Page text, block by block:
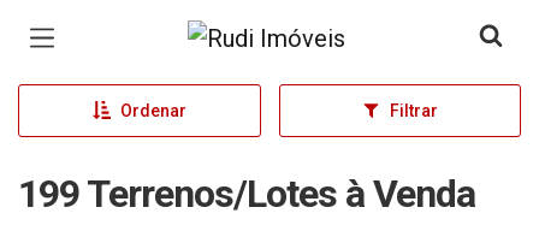
Página inicial
Ordenar Filtrar
199 Terrenos/Lotes à Venda